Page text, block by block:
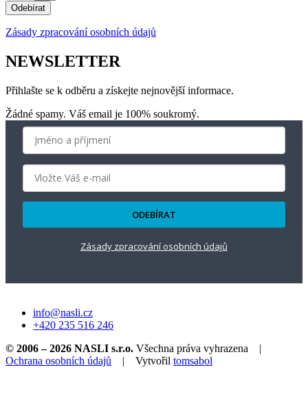
Odebírat
Zásady zpracování osobních údajů
NEWSLETTER
Přihlašte se k odběru a získejte nejnovější informace.
Žádné spamy. Váš email je 100% soukromý.
ODEBÍRAT
Zásady zpracování osobních údajů
info@nasli.cz
+420 235 516 246
© 2006 – 2026 NASLI s.r.o. Všechna práva vyhrazena |
Ochrana osobních údajů | Vytvořil tomsabol